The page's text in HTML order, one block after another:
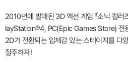
2010년에 발매된 3D 액션 게임 『소닉 컬
layStation®4, PC(Epic Games Store) 전
2D가 전환되는 입체감 있는 스테이지를 다
질주하자!